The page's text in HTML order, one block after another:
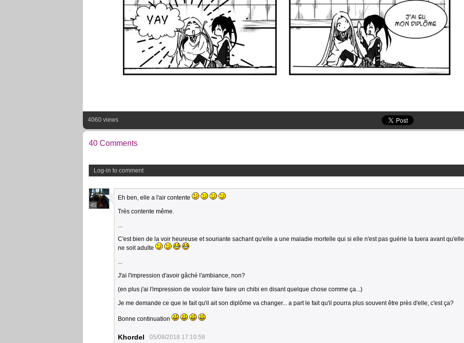
4060 views
40 Comments
Log-in to comment
45
Eh ben, elle a l'air contente
Très contente même.
...
C'est bien de la voir heureuse et souriante sachant qu'elle a une maladie mortelle qui si elle n'est pas guérie la tuera avant qu'elle
ne soit adulte
...
J'ai l'impression d'avoir gâché l'ambiance, non?
(en plus j'ai l'impression de vouloir faire faire un chibi en disant quelque chose comme ça...)
Je me demande ce que le fait qu'il ait son diplôme va changer... a part le fait qu'il pourra plus souvent être près d'elle, c'est ça?
Bonne continuation
Khordel 05/09/2018 17:10:58